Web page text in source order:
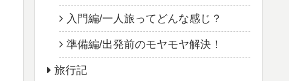
入門編/一人旅ってどんな感じ？
準備編/出発前のモヤモヤ解決！
旅行記